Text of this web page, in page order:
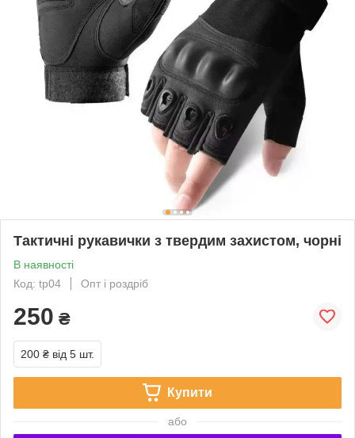
Тактичні рукавички з твердим захистом, чорні
В наявності
Код: tp04
Опт і роздріб
250 ₴
200 ₴ від 5 шт.
Купити
або